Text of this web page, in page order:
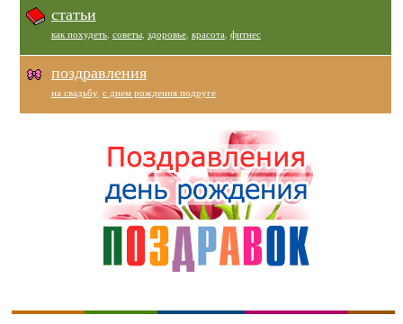
статьи
как похудеть, советы, здоровье, красота фитнес
поздравления
на свадьбу, с днем рождения подруге